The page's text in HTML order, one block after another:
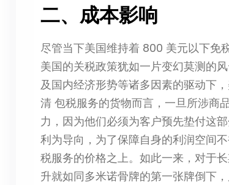
二、成本影响
尽管当下美国维持着 800 美元以下免
美国的关税政策犹如一片变幻莫测的
及国内经济形势等诸多因素的驱动下
清 包税服务的货物而言，一旦所涉商
力，因为他们必须为客户预先垫付这
利为导向，为了保障自身的利润空间
税服务的价格之上。如此一来，对于
升就如同多米诺骨牌的第一张牌倒下